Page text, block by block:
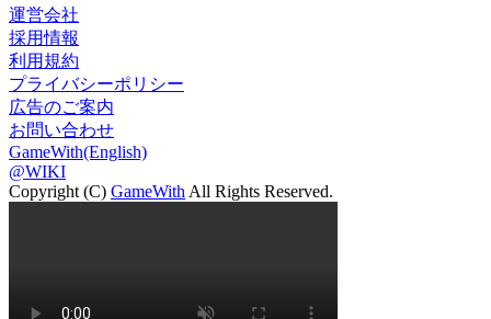
運営会社
採用情報
利用規約
プライバシーポリシー
広告のご案内
お問い合わせ
GameWith(English)
@WIKI
Copyright (C) GameWith All Rights Reserved.